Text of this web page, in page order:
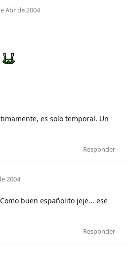
Abr de 2004
es solo temporal. Un
Responder
2004
buen españolito jeje... ese
Responder